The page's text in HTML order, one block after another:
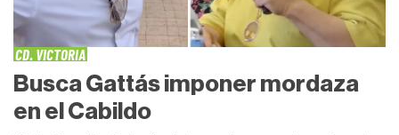
CD. VICTORIA
Busca Gattás imponer mordaza
en el Cabildo